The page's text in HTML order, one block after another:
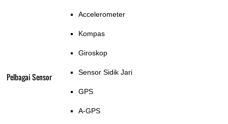
Pelbagai Sensor
Accelerometer
Kompas
Giroskop
Sensor Sidik Jari
GPS
A-GPS